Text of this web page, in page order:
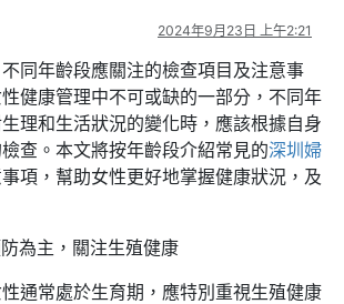
2024年9月23日 上午2:21
同年齡段應關注的檢查項目及注意事
健康管理中不可或缺的一部分，不同年
理和生活狀況的變化時，應該根據自身
查。本文將按年齡段介紹常見的深圳婦
項，幫助女性更好地掌握健康狀況，及
為主，關注生殖健康
通常處於生育期，應特別重視生殖健康